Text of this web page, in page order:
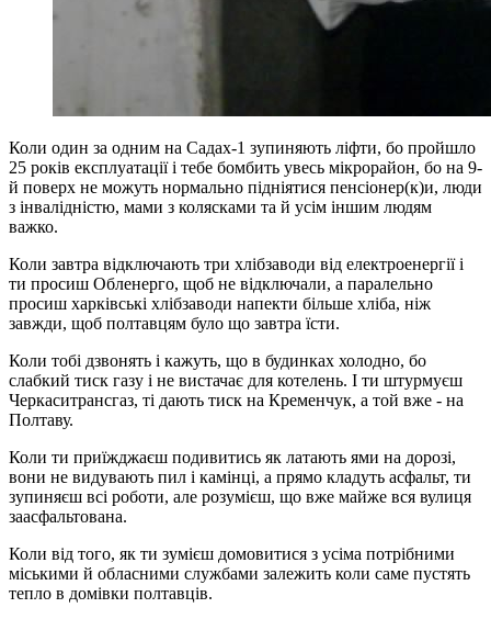
Коли один за одним на Садах-1 зупиняють ліфти, бо пройшло
25 років експлуатації і тебе бомбить увесь мікрорайон, бо на 9-
й поверх не можуть нормально підніятися пенсіонер(к)и, люди
з інвалідністю, мами з колясками та й усім іншим людям
важко.
Коли завтра відключають три хлібзаводи від електроенергії і
ти просиш Обленерго, щоб не відключали, а паралельно
просиш харківські хлібзаводи напекти більше хліба, ніж
завжди, щоб полтавцям було що завтра їсти.
Коли тобі дзвонять і кажуть, що в будинках холодно, бо
слабкий тиск газу і не вистачає для котелень. І ти штурмуєш
Черкаситрансгаз, ті дають тиск на Кременчук, а той вже - на
Полтаву.
Коли ти приїжджаєш подивитись як латають ями на дорозі,
вони не видувають пил і камінці, а прямо кладуть асфальт, ти
зупиняєш всі роботи, але розумієш, що вже майже вся вулиця
заасфальтована.
Коли від того, як ти зумієш домовитися з усіма потрібними
міськими й обласними службами залежить коли саме пустять
тепло в домівки полтавців.